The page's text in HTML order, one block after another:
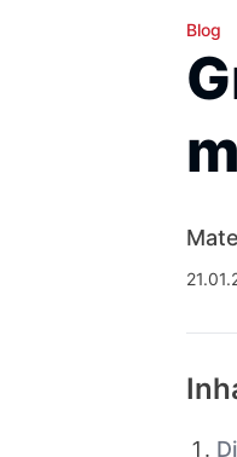
Blog